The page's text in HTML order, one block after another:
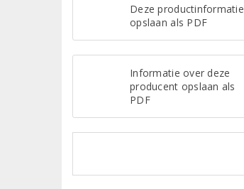
Deze productinformatie
opslaan als PDF
Informatie over deze
producent opslaan als
PDF